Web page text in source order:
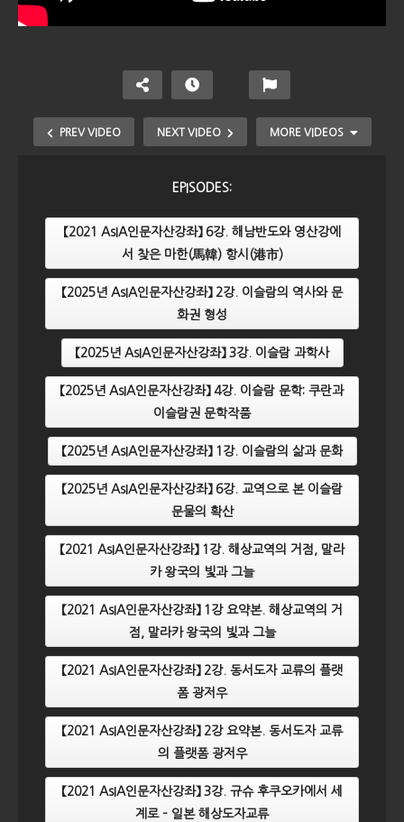
PREV VIDEO NEXT VIDEO MORE VIDEOS
【2024년 AsIA인문자산강좌】 1강. 동남아시아의 기층
문화
EPISODES:
【2021 AsIA인문자산강좌】 6강. 해남반도와 영산강에
서 찾은 마한(馬韓) 항시(港市)
【2025년 AsIA인문자산강좌】 2강. 이슬람의 역사와 문
화권 형성
【2025년 AsIA인문자산강좌】 3강. 이슬람 과학사
【2025년 AsIA인문자산강좌】 4강. 이슬람 문학: 쿠란과
이슬람권 문학작품
【2025년 AsIA인문자산강좌】 1강. 이슬람의 삶과 문화
【2025년 AsIA인문자산강좌】 6강. 교역으로 본 이슬람
문물의 확산
【2021 AsIA인문자산강좌】 1강. 해상교역의 거점, 말라
카 왕국의 빛과 그늘
【2021 AsIA인문자산강좌】 1강 요약본. 해상교역의 거
점, 말라카 왕국의 빛과 그늘
【2021 AsIA인문자산강좌】 2강. 동서도자 교류의 플랫
폼 광저우
【2021 AsIA인문자산강좌】 2강 요약본. 동서도자 교류
의 플랫폼 광저우
【2021 AsIA인문자산강좌】 3강. 규슈 후쿠오카에서 세
계로 – 일본 해상도자교류